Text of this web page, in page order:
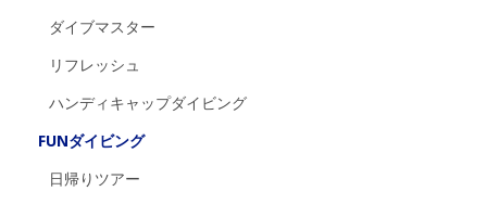
ダイブマスター
リフレッシュ
ハンディキャップダイビング
FUNダイビング
日帰りツアー